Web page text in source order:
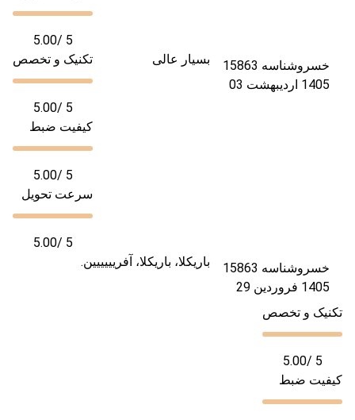
5.00/ 5
خسروشناسه 15863
1405 اردیبهشت 03
بسیار عالی تکنیک و تخصص
5.00/ 5
کیفیت ضبط
5.00/ 5
سرعت تحویل
5.00/ 5
خسروشناسه 15863
1405 فروردین 29
باریکلا، باریکلا، آفریییییین.
تکنیک و تخصص
5.00/ 5
کیفیت ضبط